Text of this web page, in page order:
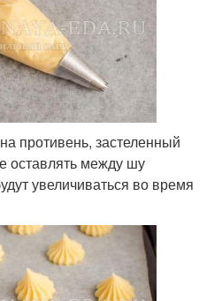
противень, застеленный
оставлять между шу
увеличиваться во время